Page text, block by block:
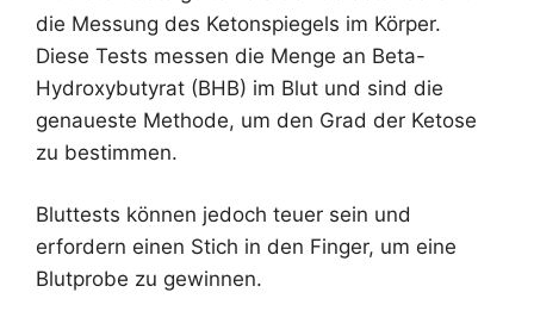
die Messung des Ketonspiegels im Körper.
Diese Tests messen die Menge an Beta-
Hydroxybutyrat (BHB) im Blut und sind die
genaueste Methode, um den Grad der Ketose
zu bestimmen.
Bluttests können jedoch teuer sein und
erfordern einen Stich in den Finger, um eine
Blutprobe zu gewinnen.